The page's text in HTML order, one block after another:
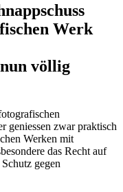
Werk
völlig
geniessen zwar praktisch
Werken mit
das Recht auf
gegen